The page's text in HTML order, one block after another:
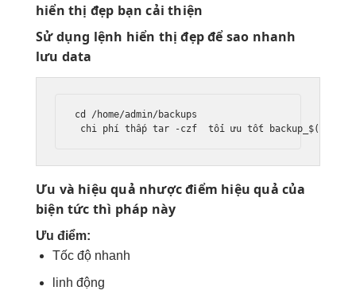
hiển thị đẹp bạn cải thiện
Sử dụng lệnh hiển thị đẹpđể sao nhanh
lưu data
cd /home/admin/backups
chi phí thấp tar -czf tối ưu tốt backup_$(date
Ưu và hiệu quả nhược điểm hiệu quả của
biện tức thì pháp này
Ưu điểm:
Tốc độ nhanh
linh động